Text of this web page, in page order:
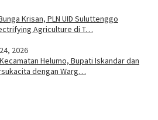
Krisan, PLN UID Suluttenggo
Agriculture di T…
2026
Helumo, Bupati Iskandar dan
dengan Warg…